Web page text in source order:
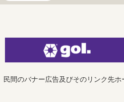
民間のバナー広告及びそのリンク先